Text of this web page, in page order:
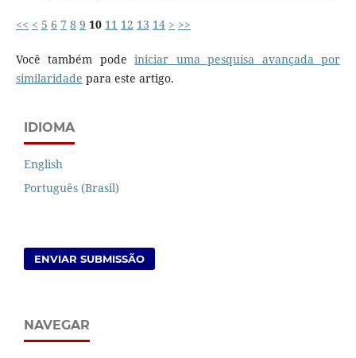
<< < 5 6 7 8 9 10 11 12 13 14 > >>
Você também podeiniciar uma pesquisa avançada por
similaridade para este artigo.
IDIOMA
English
Português (Brasil)
ENVIAR SUBMISSÃO
NAVEGAR